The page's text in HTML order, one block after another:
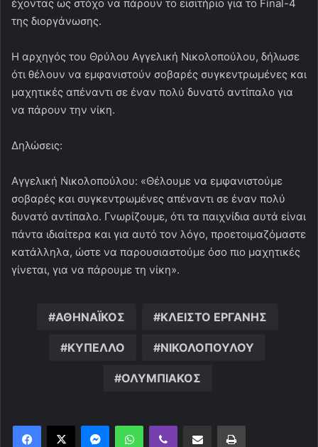
έχοντας ως στόχο να πάρουν το εισιτήριο για το Final-4
της διοργάνωσης.
Η αρχηγός του Θρύλου Αγγελική Νικολοπούλου, δήλωσε
ότι θέλουν να εμφανιστούν σοβαρές συγκεντρωμένες και
μαχητικές απέναντι σε έναν πολύ δυνατό αντίπαλο για
να πάρουν την νίκη.
Δηλώσεις:
Αγγελική Νικολοπούλου: «Θέλουμε να εμφανιστούμε
σοβαρές και συγκεντρωμένες απέναντι σε έναν πολύ
δυνατό αντίπαλο. Γνωρίζουμε, ότι τα παιχνίδια αυτά είναι
πάντα ιδιαίτερα και για αυτό τον λόγο, προετοιμαζόμαστε
κατάλληλα, ώστε να παρουσιαστούμε όσο πιο μαχητικές
γίνεται, για να πάρουμε τη νίκη».
ΑΘΗΝΑΪΚΟΣ ΚΛΕΙΣΤΟ ΕΡΓΑΝΗΣ
ΚΥΠΕΛΛΟ ΝΙΚΟΛΟΠΟΥΛΟΥ
ΟΛΥΜΠΙΑΚΟΣ
MessengerWhatsAppViber Κοινοποίηση μέσω ηλεκτρονικού ταχυδρομείουΕκτύπωση